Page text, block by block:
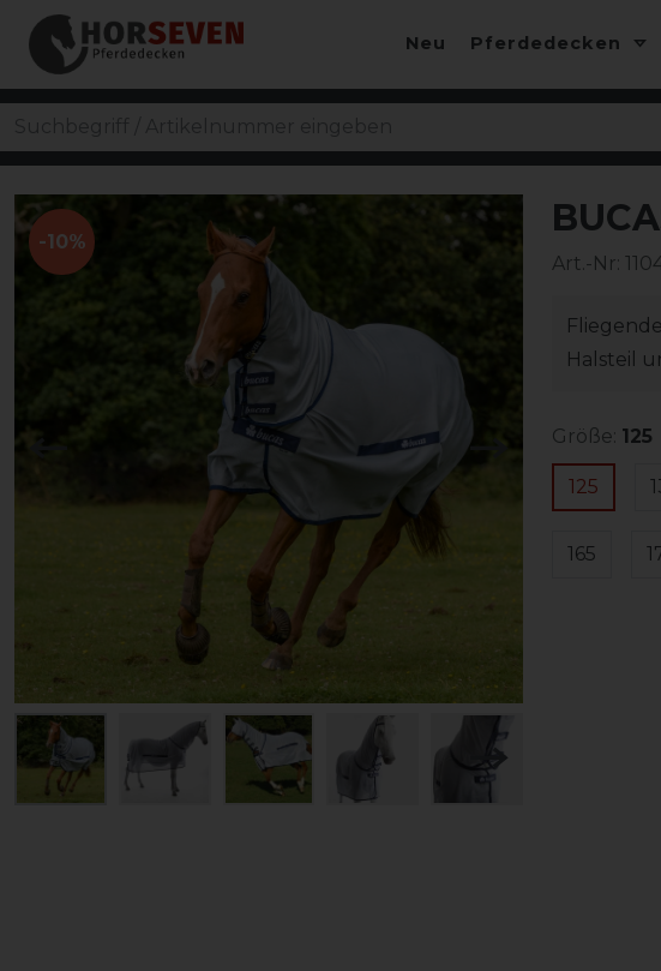
Neu Pferdedecken
-10%
Art.-Nr:
Halsteil
Größe: 125
125
165